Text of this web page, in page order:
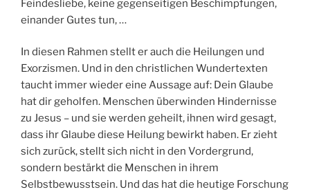
Feindesliebe, keine gegenseitigen Beschimpfungen,
einander Gutes tun, …
In diesen Rahmen stellt er auch die Heilungen und
Exorzismen. Und in den christlichen Wundertexten
taucht immer wieder eine Aussage auf: Dein Glaube
hat dir geholfen. Menschen überwinden Hindernisse
zu Jesus – und sie werden geheilt, ihnen wird gesagt,
dass ihr Glaube diese Heilung bewirkt haben. Er zieht
sich zurück, stellt sich nicht in den Vordergrund,
sondern bestärkt die Menschen in ihrem
Selbstbewusstsein. Und das hat die heutige Forschung